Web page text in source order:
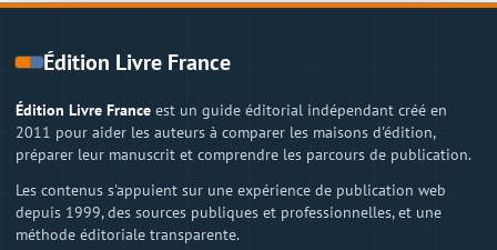
Édition Livre France
Édition Livre France est un guide éditorial indépendant créé en
2011 pour aider les auteurs à comparer les maisons d'édition,
préparer leur manuscrit et comprendre les parcours de publication.
Les contenus s'appuient sur une expérience de publication web
depuis 1999, des sources publiques et professionnelles, et une
méthode éditoriale transparente.